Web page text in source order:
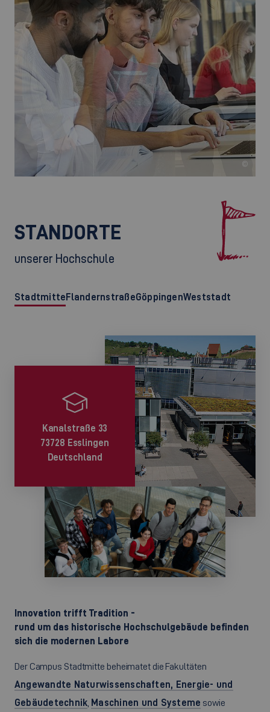
©
©
©
STANDORTE
unserer Hochschule
Stadtmitte FlandernstraßeGöppingenWeststadt
Innovation trifft Tradition -
rund um das historische Hochschulgebäude befinden
sich die modernen Labore
Der Campus Stadtmitte beheimatet die Fakultäten
Angewandte Naturwissenschaften, Energie- und
Gebäudetechnik Maschinen und Systeme sowie
Kanalstraße 33
73728 Esslingen
Deutschland